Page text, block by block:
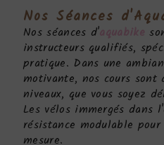
Nos Séances d'
Nos séances d'aquabike
instructeurs qualifiés,
pratique. Dans une
motivante, nos cours sont
niveaux, que vous soyez
Les vélos immergés dans
résistance modulable
mesure.